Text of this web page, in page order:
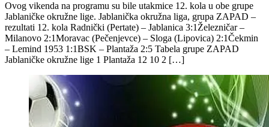
Ovog vikenda na programu su bile utakmice 12. kola u obe grupe
Jablaničke okružne lige. Jablanička okružna liga, grupa ZAPAD –
rezultati 12. kola Radnički (Pertate) – Jablanica 3:1Železničar –
Milanovo 2:1Moravac (Pečenjevce) – Sloga (Lipovica) 2:1Čekmin
– Lemind 1953 1:1BSK – Plantaža 2:5 Tabela grupe ZAPAD
Jablaničke okružne lige 1 Plantaža 12 10 2 […]